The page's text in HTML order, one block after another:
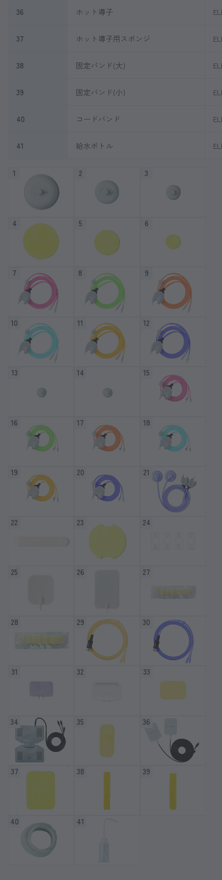
36 ホット導子
37 ホット導子用スポンジ
38 固定バンド(大)
39 固定バンド(小)
40 コードバンド
41 給水ボトル
1 2 3
4 5 6
7 8 9
10 11 12
13 14 15
16 17 18
19 20 21
22 23 24
25 26 27
28 29 30
31 32 33
34 35 36
37 38 39
40 41